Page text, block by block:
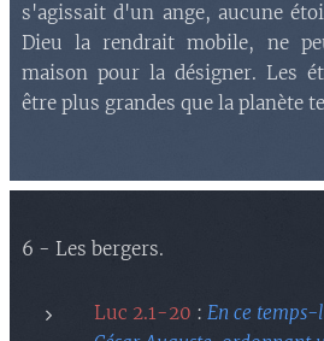
s'agissait d'un ange, aucune
Dieu la rendrait mobile, ne
maison pour la désigner. Les
être plus grandes que la planète
6 - Les bergers.
Luc 2.1-20 : En ce